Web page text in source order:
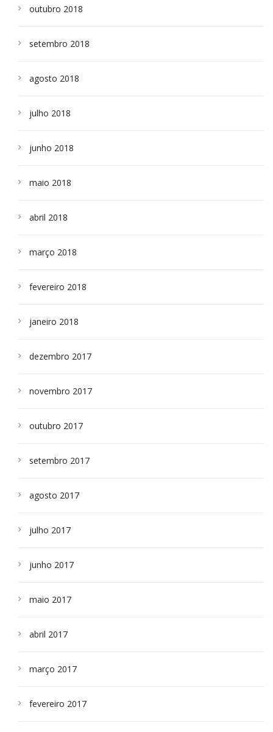
outubro 2018
setembro 2018
agosto 2018
julho 2018
junho 2018
maio 2018
abril 2018
março 2018
fevereiro 2018
janeiro 2018
dezembro 2017
novembro 2017
outubro 2017
setembro 2017
agosto 2017
julho 2017
junho 2017
maio 2017
abril 2017
março 2017
fevereiro 2017